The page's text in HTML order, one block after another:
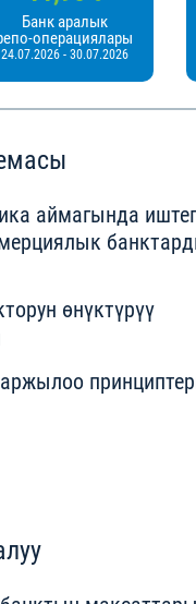
Банк аралык
операциялары
24.07.2026 - 30.07.2026
аймагында
өнүктүрүү